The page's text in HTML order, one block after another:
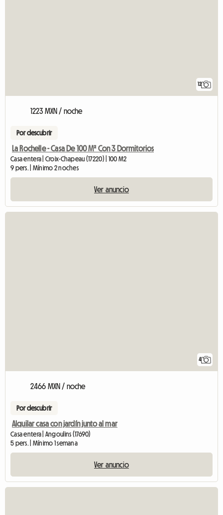
12
1223 MXN / noche
Por descubrir
La Rochelle - Casa De 100 M² Con 3 Dormitorios
Casa entera | Croix-Chapeau (17220) | 100 M2
9 pers. | Mínimo 2 noches
Ver anuncio
4
2466 MXN / noche
Por descubrir
Alquilar casa con jardín junto al mar
Casa entera | Angoulins (17690)
5 pers. | Mínimo 1 semana
Ver anuncio